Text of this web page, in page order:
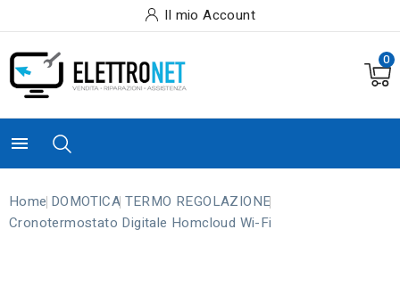
Il mio Account
0

Home DOMOTICA TERMO REGOLAZIONE
Cronotermostato Digitale Homcloud Wi-Fi